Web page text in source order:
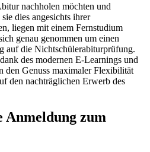
nachholen möchten und
dies angesichts ihrer
liegen mit einem Fernstudium
genau genommen um einen
auf die Nichtschülerabiturprüfung.
des modernen E-Learnings und
den Genuss maximaler Flexibilität
den nachträglichen Erwerb des
zum